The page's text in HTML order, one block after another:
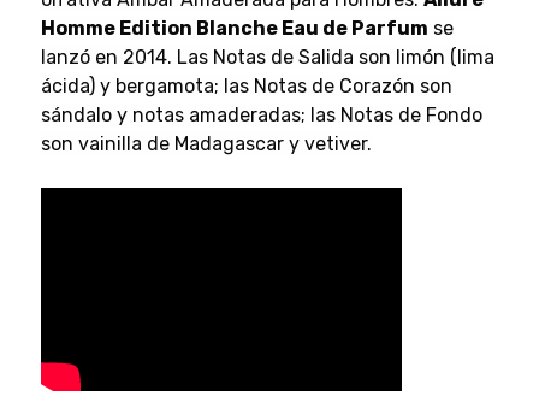
Homme Edition Blanche Eau de Parfum se
lanzó en 2014. Las Notas de Salida son limón (lima
ácida) y bergamota; las Notas de Corazón son
sándalo y notas amaderadas; las Notas de Fondo
son vainilla de Madagascar y vetiver.